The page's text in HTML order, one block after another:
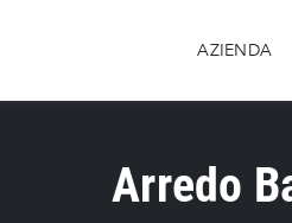
AZIENDA
Arredo